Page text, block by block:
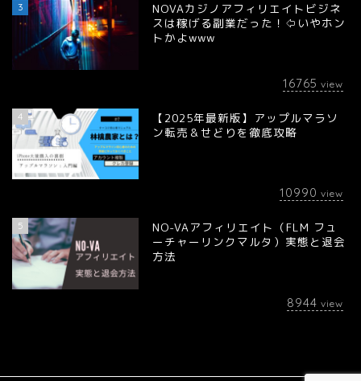
3
NOVAカジノアフィリエイトビジネ
スは稼げる副業だった！⇦いやホン
トかよwww
16765 view
4
【2025年最新版】アップルマラソ
ン転売＆せどりを徹底攻略
10990 view
5
NO-VAアフィリエイト（FLM フュ
ーチャーリンクマルタ）実態と退会
方法
8944 view